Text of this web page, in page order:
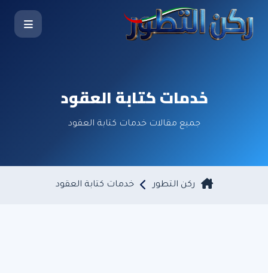
خدمات كتابة العقود
جميع مقالات خدمات كتابة العقود
ركن التطور خدمات كتابة العقود